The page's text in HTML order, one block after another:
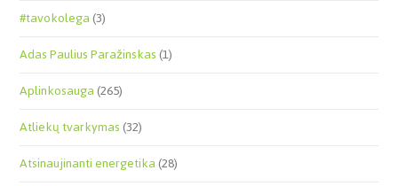
#tavokolega(3)
Adas Paulius Paražinskas(1)
Aplinkosauga(265)
Atliekų tvarkymas(32)
Atsinaujinanti energetika(28)